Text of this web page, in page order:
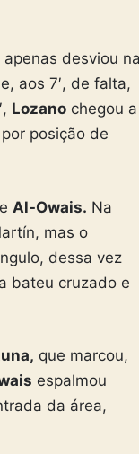
apenas desviou
aos 7′, de falta,
Lozano chegou a
posição de
Al-Owais. Na
mas o
dessa vez
bateu cruzado e
que marcou,
espalmou
da área,